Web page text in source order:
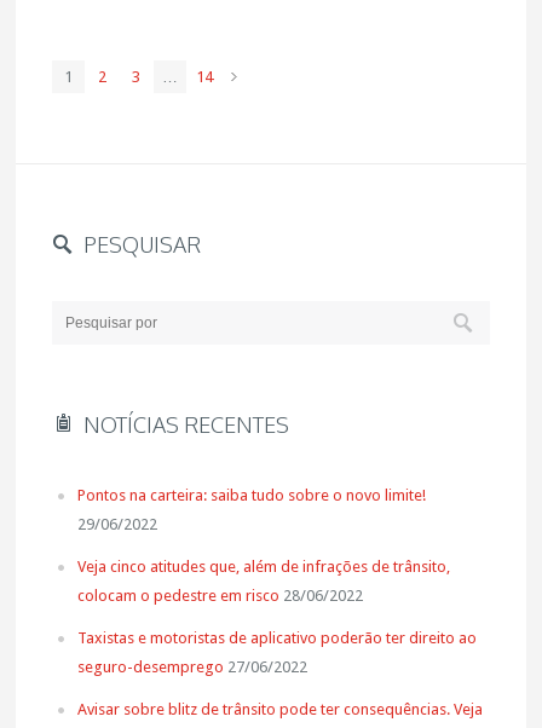
1 2 3 … 14
PESQUISAR
NOTÍCIAS RECENTES
Pontos na carteira: saiba tudo sobre o novo limite!
29/06/2022
Veja cinco atitudes que, além de infrações de trânsito,
colocam o pedestre em risco 28/06/2022
Taxistas e motoristas de aplicativo poderão ter direito ao
seguro-desemprego 27/06/2022
Avisar sobre blitz de trânsito pode ter consequências. Veja